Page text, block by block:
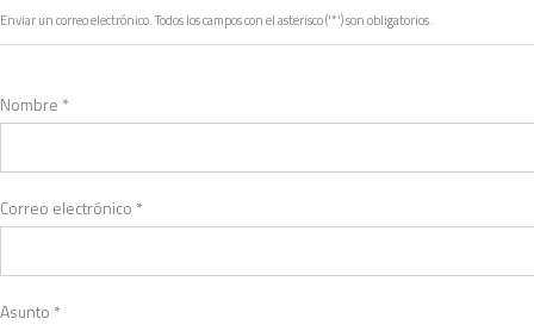
Enviar un correo electrónico. Todos los campos con el asterisco ('*') son obligatorios.
Nombre *
Correo electrónico *
Asunto *